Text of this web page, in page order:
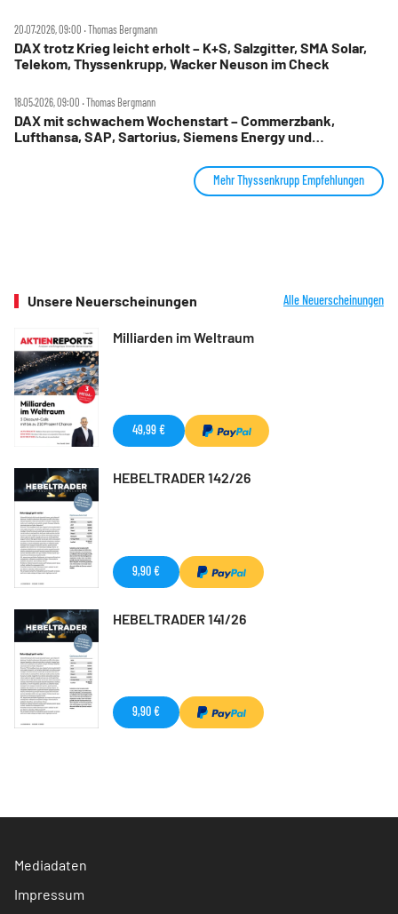
20.07.2026, 09:00 ‧ Thomas Bergmann
DAX trotz Krieg leicht erholt – K+S, Salzgitter, SMA Solar,
Telekom, Thyssenkrupp, Wacker Neuson im Check
18.05.2026, 09:00 ‧ Thomas Bergmann
DAX mit schwachem Wochenstart – Commerzbank,
Lufthansa, SAP, Sartorius, Siemens Energy und
Mehr Thyssenkrupp Empfehlungen
Unsere Neuerscheinungen Alle Neuerscheinungen
Milliarden im Weltraum
49,99 €
HEBELTRADER 142/26
9,90 €
HEBELTRADER 141/26
9,90 €
Mediadaten
Impressum